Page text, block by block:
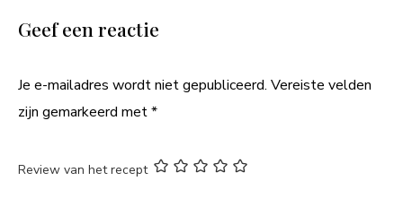
Geef een reactie
Je e-mailadres wordt niet gepubliceerd. Vereiste velden
zijn gemarkeerd met*
Review van het recept